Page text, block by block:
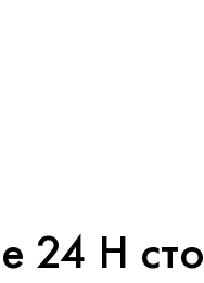
24 H